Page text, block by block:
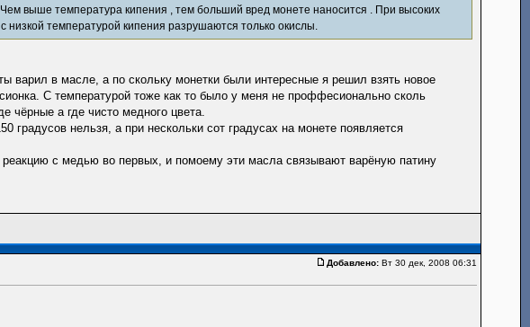
выше температура кипения , тем больший вред монете наносится . При высоких
температурой кипения разрушаются только окислы.
варил в масле, а по скольку монетки были интересные я решил взять новое
С температурой тоже как то было у меня не проффесионально сколь
чёрные а где чисто медного цвета.
градусов нельзя, а при нескольки сот градусах на монете появляется
с медью во первых, и помоему эти масла связывают варёную патину
Добавлено:Вт 30 дек, 2008 06:31